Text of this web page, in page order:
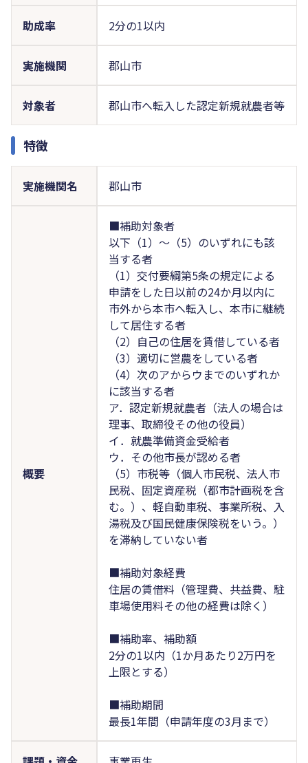
助成率 2分の1以内
実施機関 郡山市
対象者 郡山市へ転入した認定新規就農者等
特徴
実施機関名 郡山市
概要
■補助対象者
以下（1）～（5）のいずれにも該
当する者
（1）交付要綱第5条の規定による
申請をした日以前の24か月以内に
市外から本市へ転入し、本市に継続
して居住する者
（2）自己の住居を賃借している者
（3）適切に営農をしている者
（4）次のアからウまでのいずれか
に該当する者
ア．認定新規就農者（法人の場合は
理事、取締役その他の役員）
イ．就農準備資金受給者
ウ．その他市長が認める者
（5）市税等（個人市民税、法人市
民税、固定資産税（都市計画税を含
む。）、軽自動車税、事業所税、入
湯税及び国民健康保険税をいう。）
を滞納していない者
■補助対象経費
住居の賃借料（管理費、共益費、駐
車場使用料その他の経費は除く）
■補助率、補助額
2分の1以内（1か月あたり2万円を
上限とする）
■補助期間
最長1年間（申請年度の3月まで）